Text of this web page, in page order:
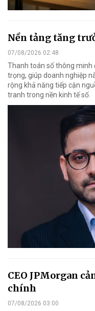
Nền tảng tăng
07/08/2026 02:48
Thanh toán số thông
trọng, giúp doanh nghiệp
rộng khả năng tiếp cận
tranh trong nền kinh tế số.
CEO JPMorgan
chính
07/08/2026 03:00